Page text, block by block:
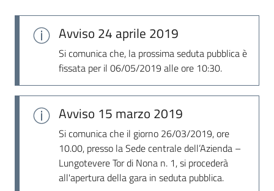
su
Avviso 24 aprile 2019
Si comunica che, la prossima seduta pubblica è
fissata per il 06/05/2019 alle ore 10:30.
Avviso 15 marzo 2019
Si comunica che il giorno 26/03/2019, ore
10.00, presso la Sede centrale dell’Azienda –
Lungotevere Tor di Nona n. 1, si procederà
all'apertura della gara in seduta pubblica.